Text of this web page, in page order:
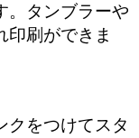
。タンブラーや
印刷ができま
クをつけてスタ